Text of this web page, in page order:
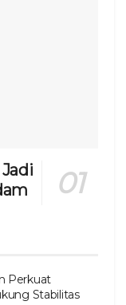
Perkuat
Stabilitas